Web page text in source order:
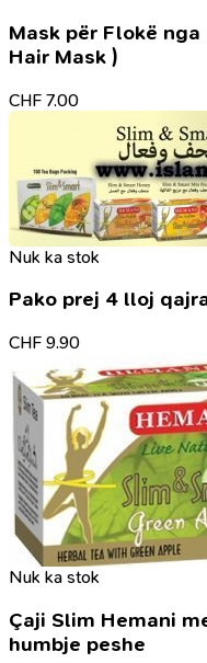
Mask për Flokë
Hair Mask )
CHF 7.00
Nuk ka stok
Pako prej 4 lloj
CHF 9.90
Nuk ka stok
Çaji Slim Hemani
humbje peshe